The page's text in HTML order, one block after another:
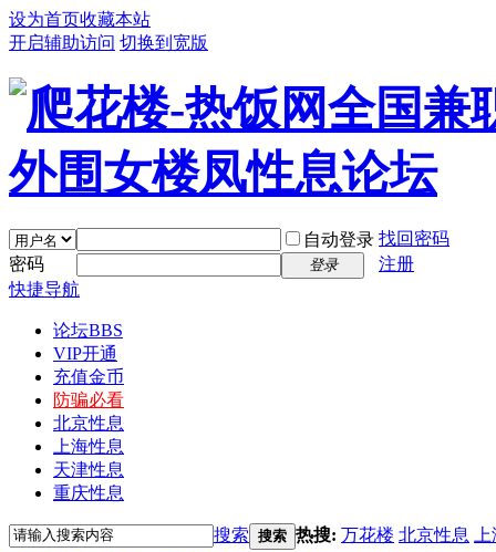
设为首页收藏本站
开启辅助访问 切换到宽版
自动登录 找回密码
密码
登录
注册
快捷导航
论坛BBS
VIP开通
充值金币
防骗必看
北京性息
上海性息
天津性息
重庆性息
搜索 搜索 热搜: 万花楼 北京性息